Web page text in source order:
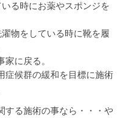
る時にお薬やスポンジを
物をしている時に靴を履
に戻る。
症候群の緩和を目標に施術
する施術の事なら・・・や